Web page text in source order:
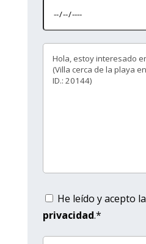
He leído y acepto la
privacidad.*